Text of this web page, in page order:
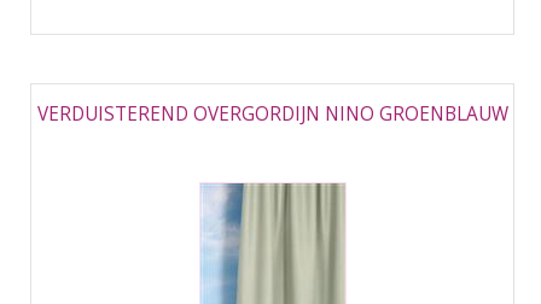
VERDUISTEREND OVERGORDIJN NINO GROENBLAUW